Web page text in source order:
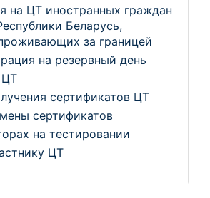
на ЦТ иностранных граждан
Беларусь,
за границей
на резервный день
ЦТ
сертификатов ЦТ
сертификатов
на тестировании
ЦТ